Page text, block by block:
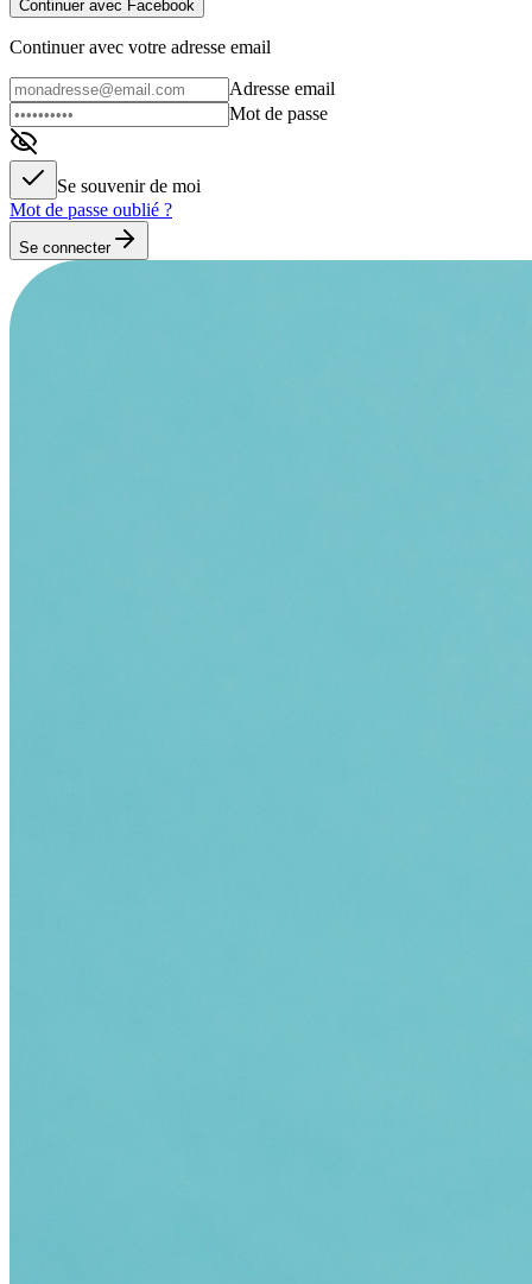
Continuer avec Facebook
Continuer avec votre adresse email
Adresse email
Mot de passe
Se souvenir de moi
Mot de passe oublié ?
Se connecter